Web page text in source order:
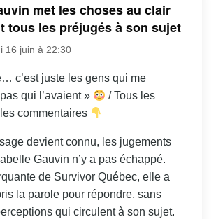
met les choses au clair
tous les préjugés à son sujet
16 juin à 22:30
c’est juste les gens qui me
qui l’avaient »
/ Tous les
commentaires
devient connu, les jugements
Gauvin n’y a pas échappé.
de Survivor Québec, elle a
la parole pour répondre, sans
qui circulent à son sujet.